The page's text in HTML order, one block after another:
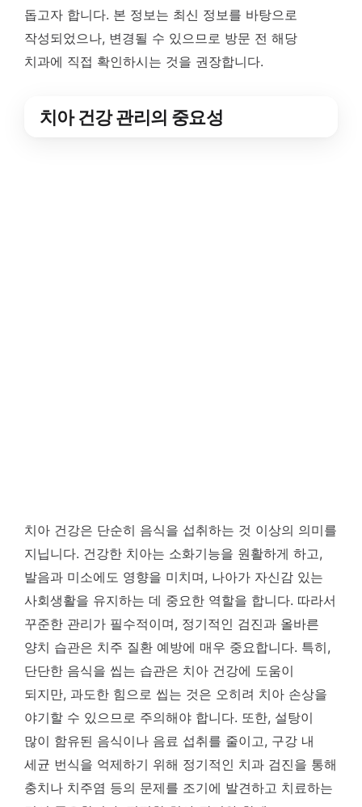
돕고자 합니다. 본 정보는 최신 정보를 바탕으로
작성되었으나, 변경될 수 있으므로 방문 전 해당
치과에 직접 확인하시는 것을 권장합니다.
치아 건강 관리의 중요성
치아 건강은 단순히 음식을 섭취하는 것 이상의 의미를
지닙니다. 건강한 치아는 소화기능을 원활하게 하고,
발음과 미소에도 영향을 미치며, 나아가 자신감 있는
사회생활을 유지하는 데 중요한 역할을 합니다. 따라서
꾸준한 관리가 필수적이며, 정기적인 검진과 올바른
양치 습관은 치주 질환 예방에 매우 중요합니다. 특히,
단단한 음식을 씹는 습관은 치아 건강에 도움이
되지만, 과도한 힘으로 씹는 것은 오히려 치아 손상을
야기할 수 있으므로 주의해야 합니다. 또한, 설탕이
많이 함유된 음식이나 음료 섭취를 줄이고, 구강 내
세균 번식을 억제하기 위해 정기적인 치과 검진을 통해
충치나 치주염 등의 문제를 조기에 발견하고 치료하는